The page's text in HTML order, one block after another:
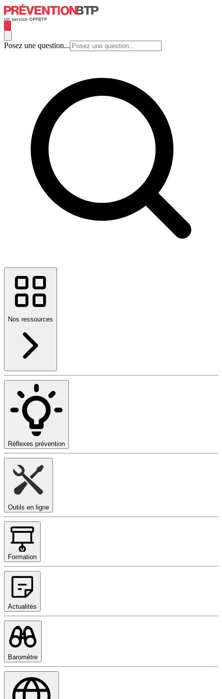
Posez une question...
Nos ressources
Réflexes prévention
Outils en ligne
Formation
Actualités
Baromètre